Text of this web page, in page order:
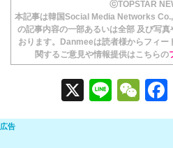
ⓒTOPSTAR
本記事は韓国Social Media Networks
の記事内容の一部あるいは全部 及び写
おります。Danmeeは読者様からフィー
関するご意見や情報提供はこちらの
X
Li
n
W
e